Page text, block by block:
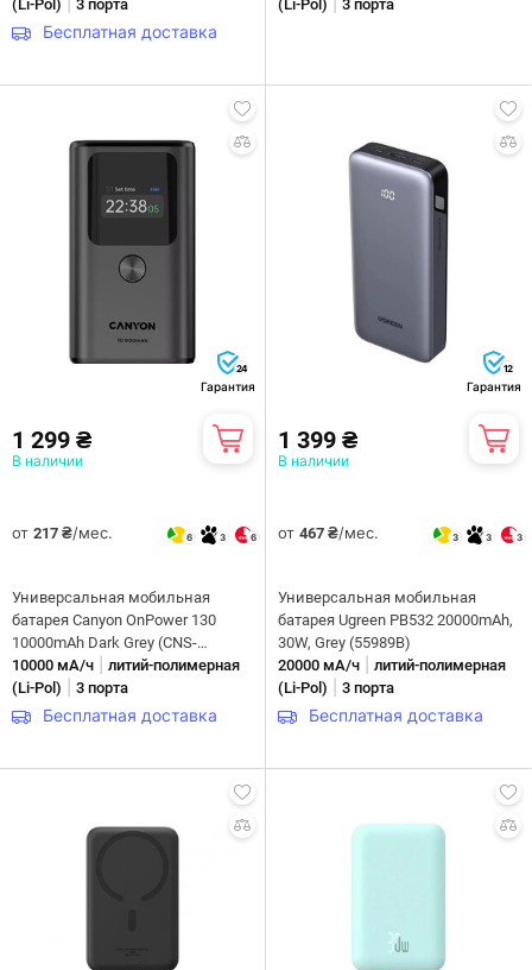
(Li-Pol)
3 порта
Бесплатная доставка
(Li-Pol)
3 порта
24
Гарантия
1 299 ₴
В наличии
от 217 ₴/мес. 6 3 6
Универсальная мобильная
батарея Canyon OnPower 130
10000mAh Dark Grey (CNS-
CPB130DG)
10000 мА/ч
литий-полимерная
(Li-Pol)
3 порта
Бесплатная доставка
12
Гарантия
1 399 ₴
В наличии
от 467 ₴/мес. 3 3 3
Универсальная мобильная
батарея Ugreen PB532 20000mAh,
30W, Grey (55989B)
20000 мА/ч
литий-полимерная
(Li-Pol)
3 порта
Бесплатная доставка